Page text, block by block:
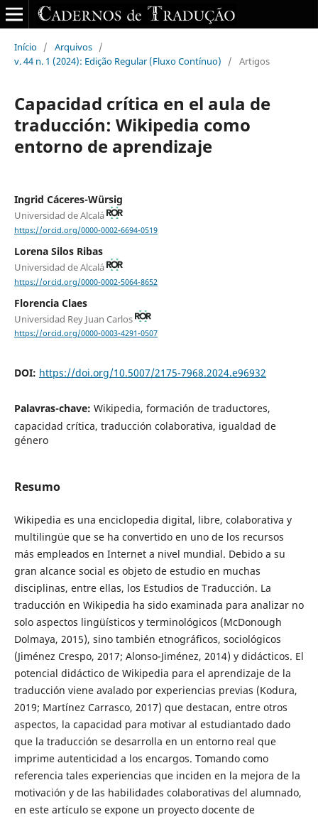
Início / Arquivos /
v. 44 n. 1 (2024): Edição Regular (Fluxo Contínuo)
/ Artigos
Capacidad crítica en el aula de
traducción: Wikipedia como
entorno de aprendizaje
Ingrid Cáceres-Würsig
Universidad de Alcalá
https://orcid.org/0000-0002-6694-0519
Lorena Silos Ribas
Universidad de Alcalá
https://orcid.org/0000-0002-5064-8652
Florencia Claes
Universidad Rey Juan Carlos
https://orcid.org/0000-0003-4291-0507
DOI: https://doi.org/10.5007/2175-7968.2024.e96932
Palavras-chave: Wikipedia, formación de traductores,
capacidad crítica, traducción colaborativa, igualdad de
género
Resumo
Wikipedia es una enciclopedia digital, libre, colaborativa y
multilingüe que se ha convertido en uno de los recursos
más empleados en Internet a nivel mundial. Debido a su
gran alcance social es objeto de estudio en muchas
disciplinas, entre ellas, los Estudios de Traducción. La
traducción en Wikipedia ha sido examinada para analizar no
solo aspectos lingüísticos y terminológicos (McDonough
Dolmaya, 2015), sino también etnográficos, sociológicos
(Jiménez Crespo, 2017; Alonso-Jiménez, 2014) y didácticos. El
potencial didáctico de Wikipedia para el aprendizaje de la
traducción viene avalado por experiencias previas (Kodura,
2019; Martínez Carrasco, 2017) que destacan, entre otros
aspectos, la capacidad para motivar al estudiantado dado
que la traducción se desarrolla en un entorno real que
imprime autenticidad a los encargos. Tomando como
referencia tales experiencias que inciden en la mejora de la
motivación y de las habilidades colaborativas del alumnado,
en este artículo se expone un proyecto docente de